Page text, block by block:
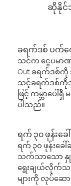
ဆိုနိုင်
ခရက်ဒစ် ပက်ကေ့
သင်က ငွေပမာ
Out ခရက်ဒစ်
သင့်ခရက်ဒစ်ကိုသုံ
ဖြင့် ကမ္ဘာပေ
ပါသည်။
ရက် ၃၀ ဖုန်းခ
ရက် ၃၀ ဖုန်းခ
သက်သာသော နှုန်
ရွေးချယ်လိုက်သ
များကို လုပ်ဆေ